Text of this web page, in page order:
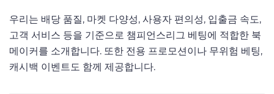
우리는 배당 품질, 마켓 다양성, 사용자 편의성, 입출금 속도,
고객 서비스 등을 기준으로 챔피언스리그 베팅에 적합한 북
메이커를 소개합니다. 또한 전용 프로모션이나 무위험 베팅,
캐시백 이벤트도 함께 제공합니다.